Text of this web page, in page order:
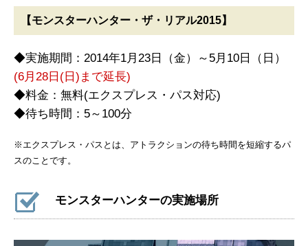
【モンスターハンター・ザ・リアル2015】
◆実施期間：2014年1月23日（金）～5月10日（日）
(6月28日(日)まで延長)
◆料金：無料(エクスプレス・パス対応)
◆待ち時間：5～100分
※エクスプレス・パスとは、アトラクションの待ち時間を短縮するパ
スのことです。
モンスターハンターの実施場所